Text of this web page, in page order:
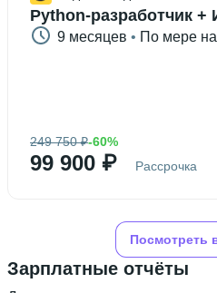
Python-разработчик +
9 месяцев • По мере
249 750 ₽-60%
99 900 ₽ Рассрочка
Посмотреть
Зарплатные отчёты